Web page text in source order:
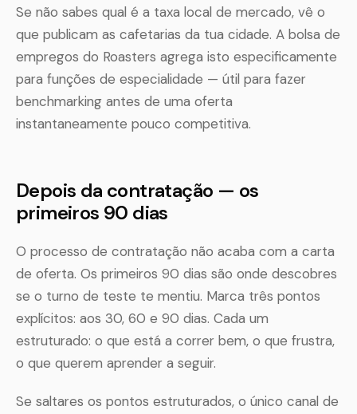
Se não sabes qual é a taxa local de mercado, vê o
que publicam as cafetarias da tua cidade. A bolsa de
empregos do Roasters agrega isto especificamente
para funções de especialidade — útil para fazer
benchmarking antes de uma oferta
instantaneamente pouco competitiva.
Depois da contratação — os
primeiros 90 dias
O processo de contratação não acaba com a carta
de oferta. Os primeiros 90 dias são onde descobres
se o turno de teste te mentiu. Marca três pontos
explícitos: aos 30, 60 e 90 dias. Cada um
estruturado: o que está a correr bem, o que frustra,
o que querem aprender a seguir.
Se saltares os pontos estruturados, o único canal de